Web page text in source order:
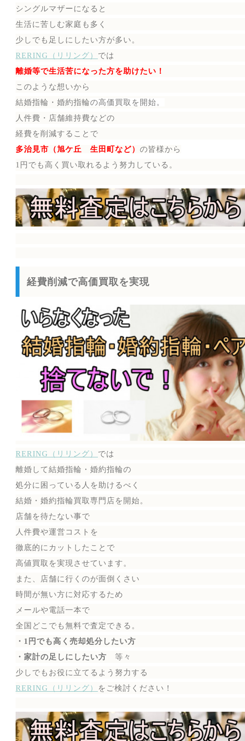
シングルマザーになると
生活に苦しむ家庭も多く
少しでも足しにしたい方が多い。
RERING（リリング） では
離婚等で生活苦になった方を助けたい！
このような想いから
結婚指輪・婚約指輪の高価買取を開始。
人件費・店舗維持費などの
経費を削減することで
多治見市（旭ケ丘 生田町など） の皆様から
1円でも高く買い取れるよう努力している。
経費削減で高価買取を実現
RERING（リリング） では
離婚して結婚指輪・婚約指輪の
処分に困っている人を助けるべく
結婚・婚約指輪買取専門店を開始。
店舗を待たない事で
人件費や運営コストを
徹底的にカットしたことで
高値買取を実現させています。
また、店舗に行くのが面倒くさい
時間が無い方に対応するため
メールや電話一本で
全国どこでも無料で査定できる。
・1円でも高く売却処分したい方
・家計の足しにしたい方 等々
少しでもお役に立てるよう努力する
RERING（リリング）
を ご検討ください！